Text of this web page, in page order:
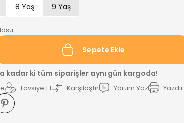
8 Yaş 9 Yaş
Sepete Ekle
kadar ki tüm siparişler aynı gün kargoda!
Tavsiye Et Karşılaştır Yorum Yaz Yazdır